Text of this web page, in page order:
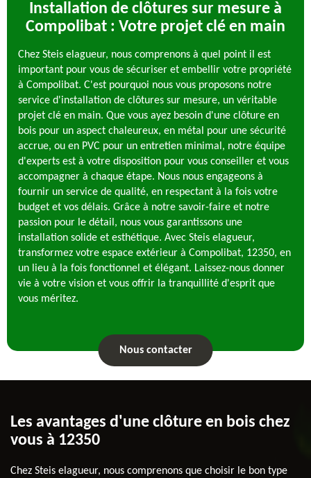
Installation de clôtures sur mesure à
Compolibat : Votre projet clé en main
Chez Steis elagueur, nous comprenons à quel point il est
important pour vous de sécuriser et embellir votre propriété
à Compolibat. C'est pourquoi nous vous proposons notre
service d'installation de clôtures sur mesure, un véritable
projet clé en main. Que vous ayez besoin d'une clôture en
bois pour un aspect chaleureux, en métal pour une sécurité
accrue, ou en PVC pour un entretien minimal, notre équipe
d'experts est à votre disposition pour vous conseiller et vous
accompagner à chaque étape. Nous nous engageons à
fournir un service de qualité, en respectant à la fois votre
budget et vos délais. Grâce à notre savoir-faire et notre
passion pour le détail, nous vous garantissons une
installation solide et esthétique. Avec Steis elagueur,
transformez votre espace extérieur à Compolibat, 12350, en
un lieu à la fois fonctionnel et élégant. Laissez-nous donner
vie à votre vision et vous offrir la tranquillité d'esprit que
vous méritez.
Nous contacter
Les avantages d'une clôture en bois chez
vous à 12350
Chez Steis elagueur, nous comprenons que choisir le bon type